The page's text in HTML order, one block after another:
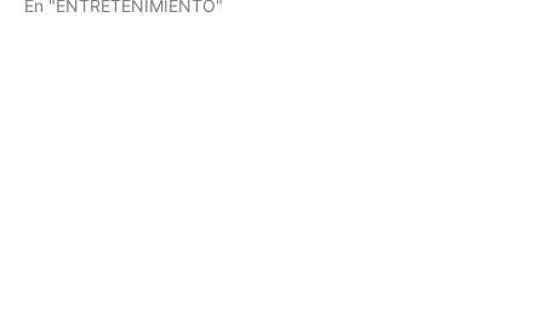
En "ENTRETENIMIENTO"